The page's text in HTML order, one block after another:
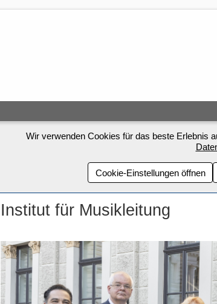
Wir verwenden Cookies für das beste Erlebnis
Cookie-Einstellungen öffnen
Institut für Musikleitung